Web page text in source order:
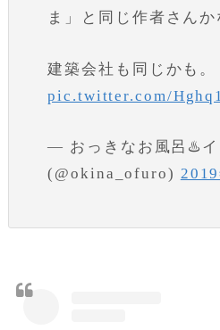
ま」と同じ作者さんか
建築会社も同じかも。
pic.twitter.com/
— おっきなお風呂♨️イ
(@okina_ofuro)